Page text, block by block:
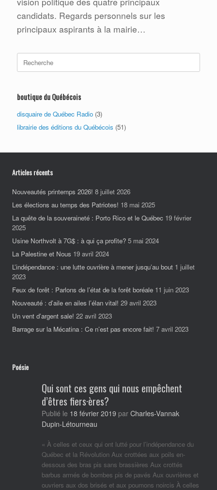
candidats. Regards personnels sur les
principaux aspirants à la mairie…
Search
for:
boutique du Québécois
disquaire de Québec Radio (3)
librairie des éditions du Québécois (51)
Articles récents
Nouveautés printemps 2026! 8 juillet 2026
Les élections au temps des Patriotes! 18 mai 2025
La quête de la souveraineté : Porto Rico et le Québec 19 février
2025
Usine Northvolt à 7G$ : à qui ça profite? 5 mai 2024
La Palestine et Nous 19 avril 2024
L’indépendance : une lutte ouvrière à mener jusqu’au bout 1 juillet
2023
Feux de forêt : Parlons de l’état de la forêt boréale 11 juin 2023
Nouveauté : d’aile en ailes l’élan vital! 29 avril 2023
Un vent d’argent sale! 22 avril 2023
Barrage sur la Mécatina : Ce n’est pas encore fait! 7 avril 2023
Poésie
Qui sont ces gens qui nous empêchent
d’êtres fiers·ères?
Publié le 18 février 2019 par Charles-Vannak
Dupin-Létourneau
« À celles et ceux qui ont lutté pour l’indépendance du
Québec et la Révolution Aux crottées aux poils en-
dessous des bras pis sans brassières Aux crottés
barbus armés de bombes pis de pavés Aux ouvrières et
ouvriers aux dos brisés et aux poumons noircis À celles